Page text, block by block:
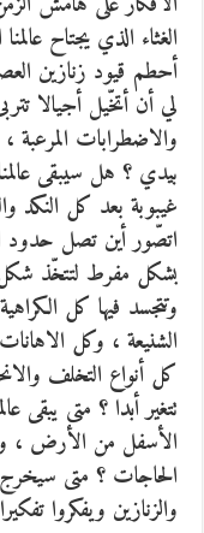
الغثاء الذي يجتاح
أحطم قيود زنازين
لي أن أتخّيل أجيالا
والاضطرابات المرعبة
بيدي ؟ هل سيبقى
غيبوبة بعد كل النكد
اتصّور أين تصل حدود
بشكل مفرط لتتخّذ شكل
وتتجسد فيها كل
الشنيعة ، وكل
كل أنواع التخلف
تتغير أبدا ؟ متى يبقى
الأسفل من الأرض ،
الحاجات ؟ متى سيخرج
والزنازين ويفكروا